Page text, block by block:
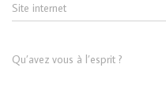
Site internet
Qu’avez vous à l’esprit ?